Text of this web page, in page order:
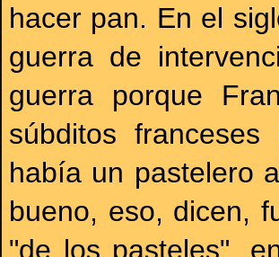
hacer pan. En el
guerra de
guerra porque
súbditos
había un pastelero
bueno, eso, dicen,
"de los pasteles",